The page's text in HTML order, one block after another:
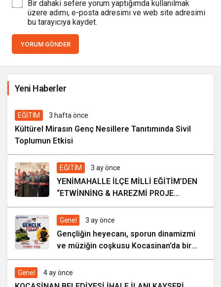
Bir dahaki sefere yorum yaptığımda kullanılmak
üzere adımı, e-posta adresimi ve web site adresimi
bu tarayıcıya kaydet.
YORUM GÖNDER
Yeni Haberler
1 hafta önce
EĞİTİM 3 hafta önce
Kültürel Mirasın Genç Nesillere Tanıtımında Sivil
Toplumun Etkisi
EĞİTİM 3 ay önce
YENİMAHALLE İLÇE MİLLİ EĞİTİM’DEN
“ETWİNNİNG & HAREZMİ PROJE
ŞENLİĞİ”
Genel 3 ay önce
Gençliğin heyecanı, sporun dinamizmi
ve müziğin coşkusu Kocasinan’da bir
araya geliyor!
Genel 4 ay önce